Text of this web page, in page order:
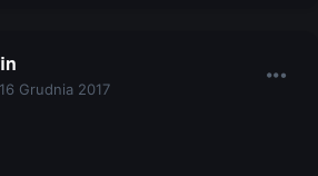
16 Grudnia 2017